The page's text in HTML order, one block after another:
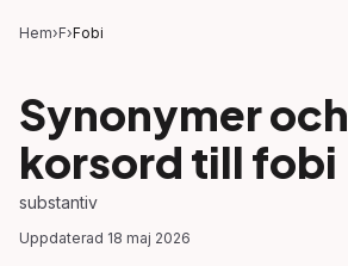
Hem›F›Fobi
Synonymer och
korsord till fobi
substantiv
Uppdaterad 18 maj 2026